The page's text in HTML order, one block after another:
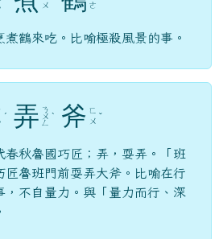
ㄨ
ㄜ
煮鶴來吃。比喻極殺風景的事。
ˊ 弄 ㄋ
ㄨ
ㄥ
ˋ 斧 ㄈ
ㄨ ˇ
春秋魯國巧匠；弄，耍弄。「班
匠魯班門前耍弄大斧。比喻在行
，不自量力。與「量力而行、深